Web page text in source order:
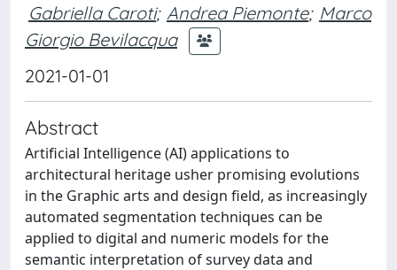
Gabriella Caroti; Andrea Piemonte; Marco
Giorgio Bevilacqua
2021-01-01
Abstract
Artificial Intelligence (AI) applications to
architectural heritage usher promising evolutions
in the Graphic arts and design field, as increasingly
automated segmentation techniques can be
applied to digital and numeric models for the
semantic interpretation of survey data and